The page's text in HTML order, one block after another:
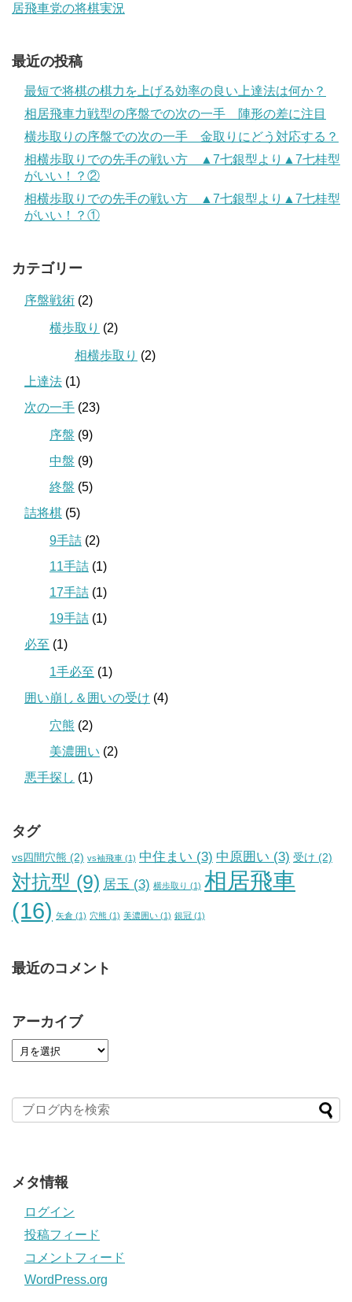
居飛車党の将棋実況
最近の投稿
最短で将棋の棋力を上げる効率の良い上達法は何か？
相居飛車力戦型の序盤での次の一手 陣形の差に注目
横歩取りの序盤での次の一手 金取りにどう対応する？
相横歩取りでの先手の戦い方 ▲7七銀型より▲7七桂型
がいい！？②
相横歩取りでの先手の戦い方 ▲7七銀型より▲7七桂型
がいい！？①
カテゴリー
序盤戦術 (2)
横歩取り (2)
相横歩取り (2)
上達法 (1)
次の一手 (23)
序盤 (9)
中盤 (9)
終盤 (5)
詰将棋 (5)
9手詰 (2)
11手詰 (1)
17手詰 (1)
19手詰 (1)
必至 (1)
1手必至 (1)
囲い崩し＆囲いの受け (4)
穴熊 (2)
美濃囲い (2)
悪手探し (1)
タグ
vs四間穴熊 (2) vs袖飛車 (1) 中住まい (3) 中原囲い (3) 受け (2)
対抗型 (9) 居玉 (3) 横歩取り (1) 相居飛車
(16) 矢倉 (1) 穴熊 (1) 美濃囲い (1) 銀冠 (1)
最近のコメント
アーカイブ
メタ情報
ログイン
投稿フィード
コメントフィード
WordPress.org